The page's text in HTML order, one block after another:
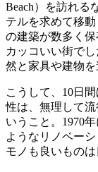
Beach）を訪れる
テルを求めて移
の建築が数多く保
カッコいい街で
然と家具や建物を
こうして、10日
性は、無理して
いうこと。1970
ようなリノベー
モノも良いもの